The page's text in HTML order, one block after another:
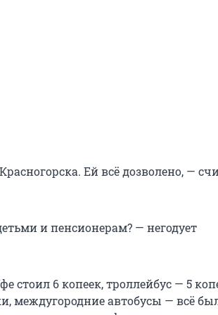
Ей всё дозволено, —
и пенсионерам? — негодует
стоил 6 копеек, троллейбус — 5
междугородние автобусы — всё